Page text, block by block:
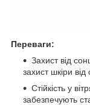
Переваги:
Захист від
захист шкіри від
Стійкість у
забезпечують